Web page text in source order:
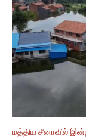
மத்திய சீனாவில்